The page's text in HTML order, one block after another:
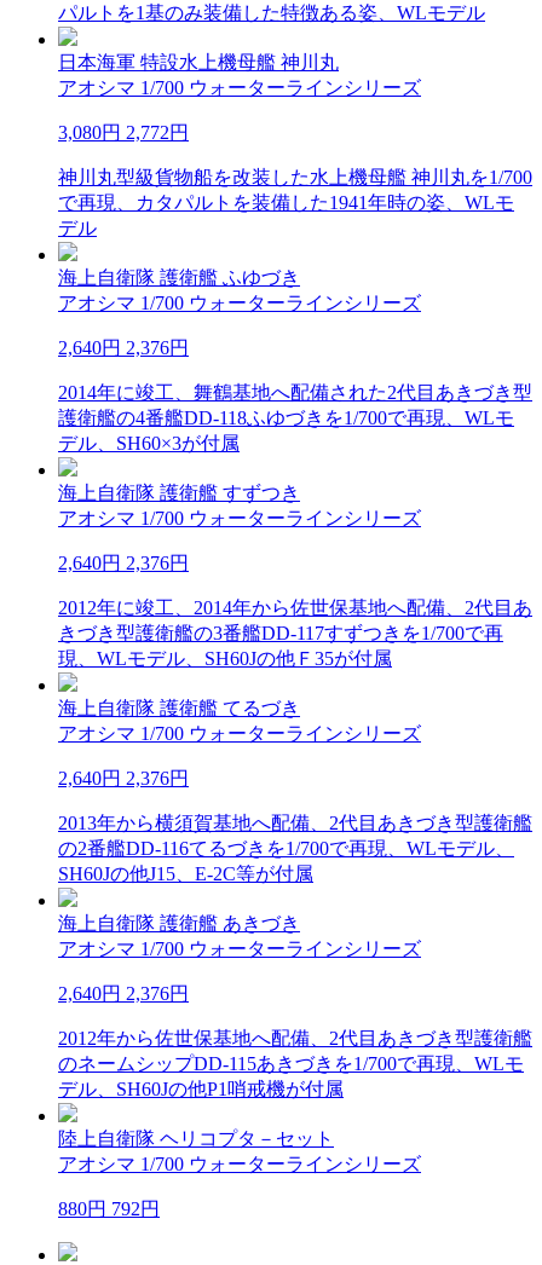
パルトを1基のみ装備した特徴ある姿、WLモデル
日本海軍 特設水上機母艦 神川丸
アオシマ 1/700 ウォーターラインシリーズ
3,080円 2,772円
神川丸型級貨物船を改装した水上機母艦 神川丸を1/700
で再現、カタパルトを装備した1941年時の姿、WLモ
デル
海上自衛隊 護衛艦 ふゆづき
アオシマ 1/700 ウォーターラインシリーズ
2,640円 2,376円
2014年に竣工、舞鶴基地へ配備された2代目あきづき型
護衛艦の4番艦DD-118ふゆづきを1/700で再現、WLモ
デル、SH60×3が付属
海上自衛隊 護衛艦 すずつき
アオシマ 1/700 ウォーターラインシリーズ
2,640円 2,376円
2012年に竣工、2014年から佐世保基地へ配備、2代目あ
きづき型護衛艦の3番艦DD-117すずつきを1/700で再
現、WLモデル、SH60Jの他Ｆ35が付属
海上自衛隊 護衛艦 てるづき
アオシマ 1/700 ウォーターラインシリーズ
2,640円 2,376円
2013年から横須賀基地へ配備、2代目あきづき型護衛艦
の2番艦DD-116てるづきを1/700で再現、WLモデル、
SH60Jの他J15、E-2C等が付属
海上自衛隊 護衛艦 あきづき
アオシマ 1/700 ウォーターラインシリーズ
2,640円 2,376円
2012年から佐世保基地へ配備、2代目あきづき型護衛艦
のネームシップDD-115あきづきを1/700で再現、WLモ
デル、SH60Jの他P1哨戒機が付属
陸上自衛隊 ヘリコプタ－セット
アオシマ 1/700 ウォーターラインシリーズ
880円 792円